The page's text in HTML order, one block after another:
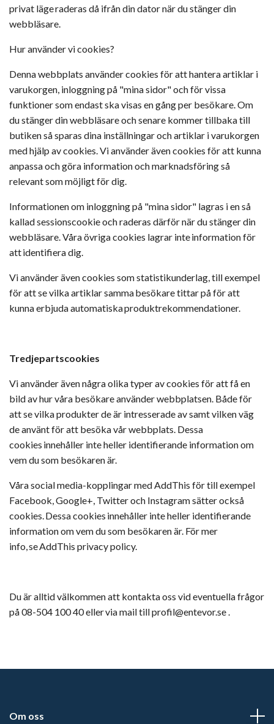
privat läge raderas då ifrån din dator när du stänger din
webbläsare.
Hur använder vi cookies?
Denna webbplats använder cookies för att hantera artiklar i
varukorgen, inloggning på "mina sidor" och för vissa
funktioner som endast ska visas en gång per besökare. Om
du stänger din webbläsare och senare kommer tillbaka till
butiken så sparas dina inställningar och artiklar i varukorgen
med hjälp av cookies. Vi använder även cookies för att kunna
anpassa och göra information och marknadsföring så
relevant som möjligt för dig.
Informationen om inloggning på "mina sidor" lagras i en så
kallad sessionscookie och raderas därför när du stänger din
webbläsare. Våra övriga cookies lagrar inte information för
att identifiera dig.
Vi använder även cookies som statistikunderlag, till exempel
för att se vilka artiklar samma besökare tittar på för att
kunna erbjuda automatiska produktrekommendationer.
Tredjepartscookies
Vi använder även några olika typer av cookies för att få en
bild av hur våra besökare använder webbplatsen. Både för
att se vilka produkter de är intresserade av samt vilken väg
de använt för att besöka vår webbplats. Dessa
cookies innehåller inte heller identifierande information om
vem du som besökaren är.
Våra social media-kopplingar medAddThis för till exempel
Facebook, Google+, Twitter och Instagramsätter också
cookies.Dessa cookies innehåller inte heller identifierande
information om vem du som besökaren är. För mer
info, seAddThis privacypolicy.
Du är alltid välkommen att kontakta oss vid eventuella frågor
på 08-504 100 40ellerviamailtillprofil@entevor.se.
Om oss